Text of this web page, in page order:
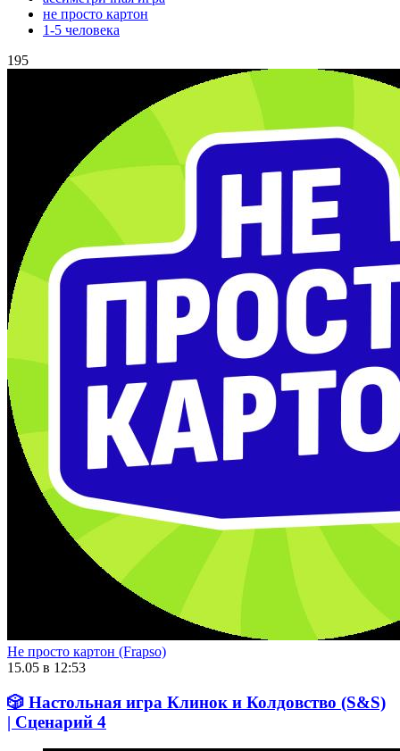
не просто картон
1-5 человека
195
Не просто картон (Frapso)
15.05 в 12:53
🎲 Настольная игра Клинок и Колдовство (S&S)
| Сценарий 4